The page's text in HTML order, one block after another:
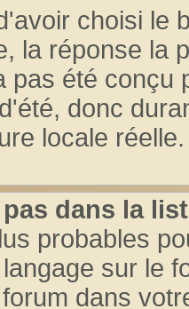
choisi le
la réponse la
pas été conçu
donc
locale réelle.
dans la
probables
sur le
dans